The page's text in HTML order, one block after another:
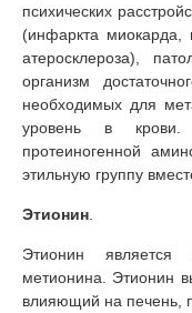
психических
(инфаркта миокарда,
атеросклероза),
организм
необходимых для
уровень в крови.
протеиногенной
этильную группу
Этионин
Этионин является
метионина. Этионин
влияющий на печень,